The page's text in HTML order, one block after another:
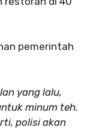
pemerintah
yang lalu,
minum teh.
polisi akan